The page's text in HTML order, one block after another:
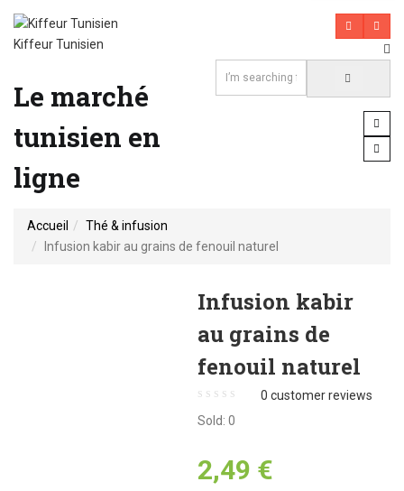
Kiffeur Tunisien
Le marché
tunisien en
ligne
Accueil
Thé & infusion
Infusion kabir au grains de fenouil naturel
Infusion kabir
au grains de
fenouil naturel
0 customer reviews
Sold: 0
2,49 €